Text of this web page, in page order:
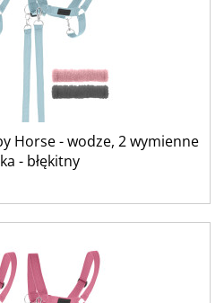
Horse - wodze, 2 wymienne
- błękitny